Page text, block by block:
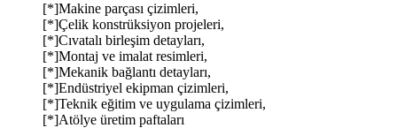
[*]Makine parçası çizimleri,
[*]Çelik konstrüksiyon projeleri,
[*]Cıvatalı birleşim detayları,
[*]Montaj ve imalat resimleri,
[*]Mekanik bağlantı detayları,
[*]Endüstriyel ekipman çizimleri,
[*]Teknik eğitim ve uygulama çizimleri,
[*]Atölye üretim paftaları